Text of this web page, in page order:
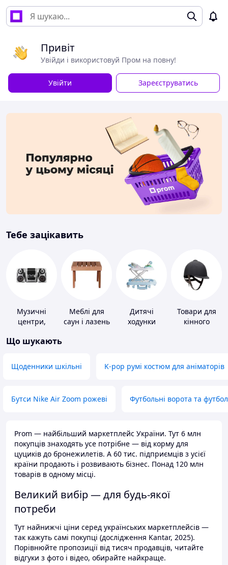
Привіт
Увійди і використовуй Пром на повну!
Увійти Зареєструватись
Тебе зацікавить
Музичні
центри,
Меблі для
саун і лазень
Дитячі
ходунки
Товари для
кінного
Що шукають
Щоденники шкільні K-pop румі костюм для аніматорів
Бутси Nike Air Zoom рожеві Футбольні ворота та
Prom — найбільший маркетплейс України. Тут 6 млн
покупців знаходять усе потрібне — від корму для
цуциків до бронежилетів. А 60 тис. підприємців з усієї
країни продають і розвивають бізнес. Понад 120 млн
товарів в одному місці.
Великий вибір — для будь-якої
потреби
Тут найнижчі ціни серед українських маркетплейсів —
так кажуть самі покупці (дослідження Kantar, 2025).
Порівнюйте пропозиції від тисяч продавців, читайте
відгуки з фото і відео, обирайте найкраще.